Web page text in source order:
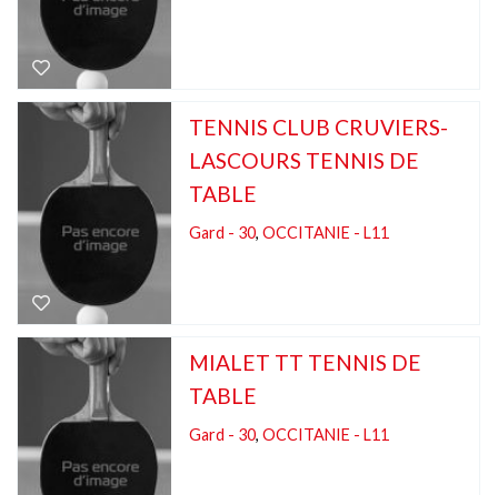
TENNIS CLUB CRUVIERS-
LASCOURS TENNIS DE
TABLE
Gard - 30,OCCITANIE - L11
MIALET TT TENNIS DE
TABLE
Gard - 30,OCCITANIE - L11